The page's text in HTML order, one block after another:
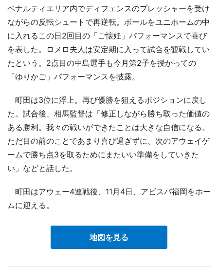
ペナルティエリア内でディフェンスのプレッシャーを受け
ながらの反転シュートで再逆転。ボールをユニホームの中
に入れるこの日2回目の「ご懐妊」パフォーマンスで喜び
を表した。ロメロ夫人は安定期に入って試合を観戦してい
たという。2点目の中島選手も今月第2子を授かっての
「ゆりかご」パフォーマンスを披露。
町田は3位に浮上。再び優勝を狙えるポジションに戻し
た。試合後、相馬監督は「修正しながら勝ち取った価値の
ある勝利。我々の戦いができたことは大きな自信になる。
ただ目の前のことであまり喜び過ぎずに、次のアウェイゲ
ームで勝ち点3を取るためにまたいい準備をしていきた
い」などと話した。
町田はアウェー4連戦後、11月4日、アビスパ福岡をホー
ムに迎える。
地図を見る